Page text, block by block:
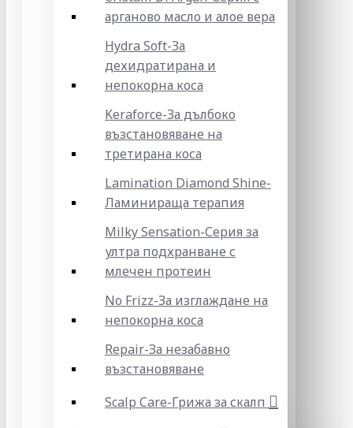
арганово масло и алое вера
Hydra Soft-За
дехидратирана и
непокорна коса
Keraforce-За дълбоко
възстановяване на
третирана коса
Lamination Diamond Shine-
Ламинираща терапия
Milky Sensation-Серия за
ултра подхранване с
млечен протеин
No Frizz-За изглаждане на
непокорна коса
Repair-За незабавно
възстановяване
Scalp Care-Грижа за скалп